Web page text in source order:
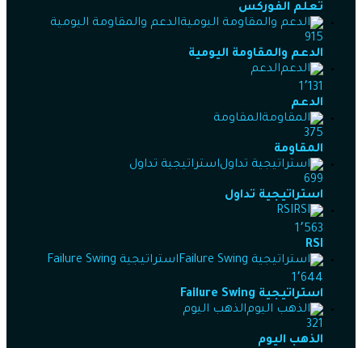
تعلم الفوركس
الدعم والمقاومة اليومية
915
الدعم والمقاومة اليومية
الدعم
1٬131
الدعم
المقاومة
375
المقاومة
استراتيجية تداول
699
استراتيجية تداول
RSI
1٬563
RSI
استراتيجية Failure Swing
1٬644
استراتيجية Failure Swing
الذهب اليوم
321
الذهب اليوم